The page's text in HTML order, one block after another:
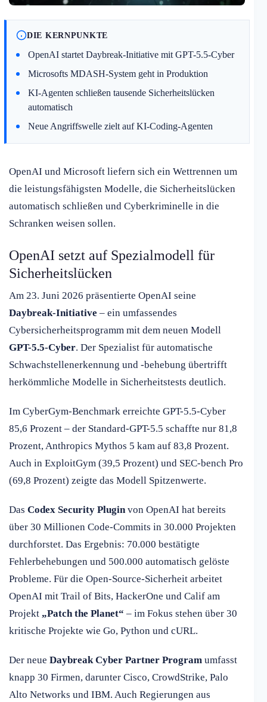
DIE KERNPUNKTE
OpenAI startet Daybreak-Initiative mit GPT-5.5-Cyber
Microsofts MDASH-System geht in Produktion
KI-Agenten schließen tausende Sicherheitslücken
automatisch
Neue Angriffswelle zielt auf KI-Coding-Agenten
OpenAI und Microsoft liefern sich ein Wettrennen um
die leistungsfähigsten Modelle, die Sicherheitslücken
automatisch schließen und Cyberkriminelle in die
Schranken weisen sollen.
OpenAI setzt auf Spezialmodell für
Sicherheitslücken
Am 23. Juni 2026 präsentierte OpenAI seine
Daybreak-Initiative – ein umfassendes
Cybersicherheitsprogramm mit dem neuen Modell
GPT-5.5-Cyber. Der Spezialist für automatische
Schwachstellenerkennung und -behebung übertrifft
herkömmliche Modelle in Sicherheitstests deutlich.
Im CyberGym-Benchmark erreichte GPT-5.5-Cyber
85,6 Prozent – der Standard-GPT-5.5 schaffte nur 81,8
Prozent, Anthropics Mythos 5 kam auf 83,8 Prozent.
Auch in ExploitGym (39,5 Prozent) und SEC-bench Pro
(69,8 Prozent) zeigte das Modell Spitzenwerte.
Das Codex Security Pluginvon OpenAI hat bereits
über 30 Millionen Code-Commits in 30.000 Projekten
durchforstet. Das Ergebnis: 70.000 bestätigte
Fehlerbehebungen und 500.000 automatisch gelöste
Probleme. Für die Open-Source-Sicherheit arbeitet
OpenAI mit Trail of Bits, HackerOne und Calif am
Projekt „Patch the Planet“ – im Fokus stehen über 30
kritische Projekte wie Go, Python und cURL.
Der neue Daybreak Cyber Partner Program umfasst
knapp 30 Firmen, darunter Cisco, CrowdStrike, Palo
Alto Networks und IBM. Auch Regierungen aus